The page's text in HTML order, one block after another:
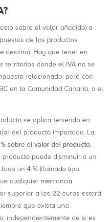
sobre el valor añadido) a
de los productos
destino). Hay que tener en
territorios donde el IVA no se
relacionado, pero con
en la Comunidad Canaria, o el
se aplica teniendo en
del producto importado. La
% sobre el valor del producto,
puede disminuir a un
un 4 % (llamado tipo
cualquier mercancía
superior a los 22 euros estará
que exista una
independientemente de si es